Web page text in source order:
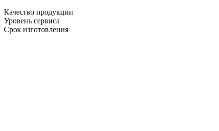
Качество продукции
Уровень сервиса
Срок изготовления